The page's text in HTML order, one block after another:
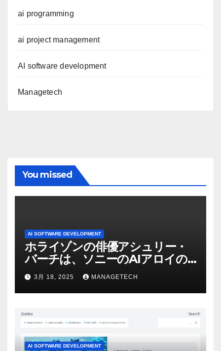
ai programming
ai project management
AI software development
Managetech
You missed
AI SOFTWARE DEVELOPMENT
ホライゾンの俳優アシュリー・
バーチは、ソニーのAIアロイの
ビデオを見て「ゲームパフォー
マンスという芸術形式に不安を
感じた」と語る – IGN
3月 18, 2025 MANAGETECH
AI SOFTWARE DEVELOPMENT